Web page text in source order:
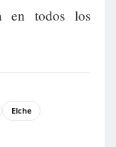
en todos los
Elche